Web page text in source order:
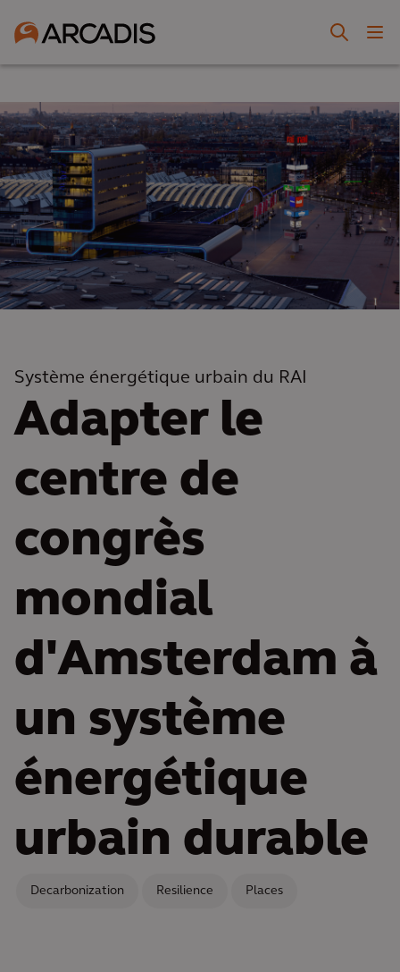
Système énergétique urbain du RAI
Adapter le
centre de
congrès
mondial
d'Amsterdam à
un système
énergétique
urbain durable
Decarbonization Resilience Places